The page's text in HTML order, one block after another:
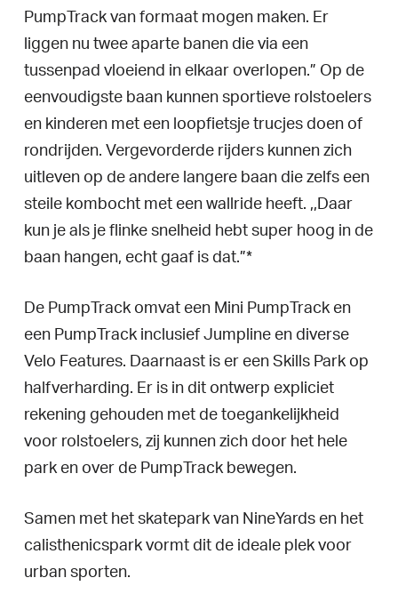
PumpTrack van formaat mogen maken. Er
liggen nu twee aparte banen die via een
tussenpad vloeiend in elkaar overlopen.” Op de
eenvoudigste baan kunnen sportieve rolstoelers
en kinderen met een loopfietsje trucjes doen of
rondrijden. Vergevorderde rijders kunnen zich
uitleven op de andere langere baan die zelfs een
steile kombocht met een wallrideheeft. ,,Daar
kun je als je flinke snelheid hebt super hoog in de
baan hangen, echt gaaf is dat.”*
De PumpTrack omvat een Mini PumpTrack en
een PumpTrack inclusief Jumpline en diverse
Velo Features. Daarnaast is er een Skills Park op
halfverharding. Er is in dit ontwerp expliciet
rekening gehouden met de toegankelijkheid
voor rolstoelers, zij kunnen zich door het hele
park en over de PumpTrack bewegen.
Samen met het skatepark van NineYards en het
calisthenicspark vormt dit de ideale plek voor
urban sporten.